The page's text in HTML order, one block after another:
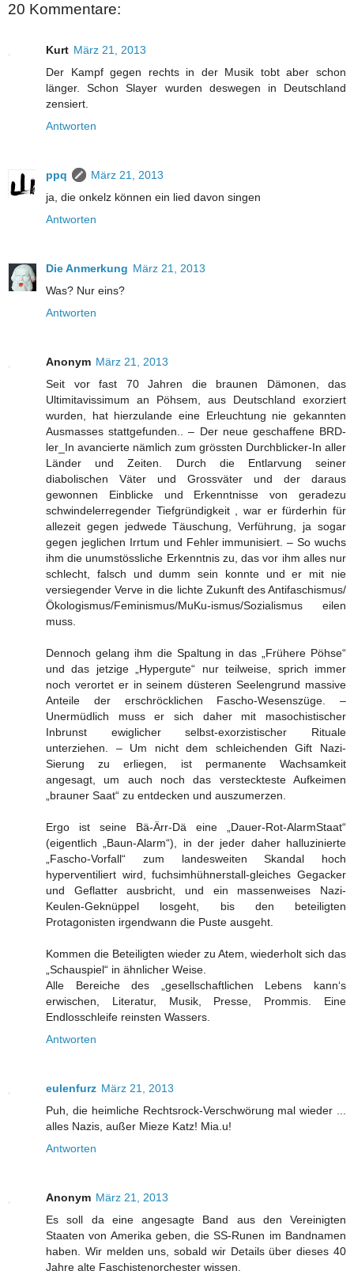
20 Kommentare:
Kurt März 21, 2013
Der Kampf gegen rechts in der Musik tobt aber schon
länger. Schon Slayer wurden deswegen in Deutschland
zensiert.
Antworten
ppq
März 21, 2013
ja, die onkelz können ein lied davon singen
Antworten
Die Anmerkung März 21, 2013
Was? Nur eins?
Antworten
Anonym März 21, 2013
Seit vor fast 70 Jahren die braunen Dämonen, das
Ultimitavissimum an Pöhsem, aus Deutschland exorziert
wurden, hat hierzulande eine Erleuchtung nie gekannten
Ausmasses stattgefunden.. – Der neue geschaffene BRD-
ler_In avancierte nämlich zum grössten Durchblicker-In aller
Länder und Zeiten. Durch die Entlarvung seiner
diabolischen Väter und Grossväter und der daraus
gewonnen Einblicke und Erkenntnisse von geradezu
schwindelerregender Tiefgründigkeit , war er fürderhin für
allezeit gegen jedwede Täuschung, Verführung, ja sogar
gegen jeglichen Irrtum und Fehler immunisiert. – So wuchs
ihm die unumstössliche Erkenntnis zu, das vor ihm alles nur
schlecht, falsch und dumm sein konnte und er mit nie
versiegender Verve in die lichte Zukunft des Antifaschismus/
Ökologismus/Feminismus/MuKu-ismus/Sozialismus eilen
muss.
Dennoch gelang ihm die Spaltung in das „Frühere Pöhse“
und das jetzige „Hypergute“ nur teilweise, sprich immer
noch verortet er in seinem düsteren Seelengrund massive
Anteile der erschröcklichen Fascho-Wesenszüge. –
Unermüdlich muss er sich daher mit masochistischer
Inbrunst ewiglicher selbst-exorzistischer Rituale
unterziehen. – Um nicht dem schleichenden Gift Nazi-
Sierung zu erliegen, ist permanente Wachsamkeit
angesagt, um auch noch das versteckteste Aufkeimen
„brauner Saat“ zu entdecken und auszumerzen.
Ergo ist seine Bä-Ärr-Dä eine „Dauer-Rot-AlarmStaat“
(eigentlich „Baun-Alarm“), in der jeder daher halluzinierte
„Fascho-Vorfall“ zum landesweiten Skandal hoch
hyperventiliert wird, fuchsimhühnerstall-gleiches Gegacker
und Geflatter ausbricht, und ein massenweises Nazi-
Keulen-Geknüppel losgeht, bis den beteiligten
Protagonisten irgendwann die Puste ausgeht.
Kommen die Beteiligten wieder zu Atem, wiederholt sich das
„Schauspiel“ in ähnlicher Weise.
Alle Bereiche des „gesellschaftlichen Lebens kann‘s
erwischen, Literatur, Musik, Presse, Prommis. Eine
Endlosschleife reinsten Wassers.
Antworten
eulenfurz März 21, 2013
Puh, die heimliche Rechtsrock-Verschwörung mal wieder ...
alles Nazis, außer Mieze Katz! Mia.u!
Antworten
Anonym März 21, 2013
Es soll da eine angesagte Band aus den Vereinigten
Staaten von Amerika geben, die SS-Runen im Bandnamen
haben. Wir melden uns, sobald wir Details über dieses 40
Jahre alte Faschistenorchester wissen.